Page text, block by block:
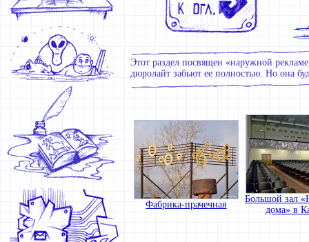
Этот раздел посвящен «наружной
дюролайт забьют ее полностью. Но она
Фабрика-прачечная
Большой зал
дома» в